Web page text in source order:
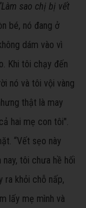
“Làm sao chị bị vết
bé, nó đang ở
dám vào vì
Khi tôi chạy đến
nó và tôi vội vàng
thật là may
hai mẹ con tôi".
“Vết sẹo này
tôi chưa hề hối
ra khỏi chỗ nấp,
lấy mẹ mình và